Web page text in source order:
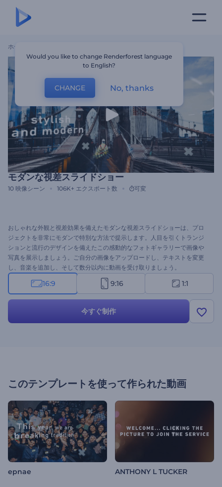
ホーム
モダンな視差スライドショー
10 映像シーン 106K+ エクスポート数 可変
おしゃれな外観と視差効果を備えたモダンな視差スライドショーは、プロ
ジェクトを非常にモダンで特別な方法で提示します。人目を引くトランジ
ションと流行のデザインを備えたこの感動的なフォトギャラリーで画像や
写真を展示しましょう。ご自分の画像をアップロードし、テキストを変更
し、音楽を追加し、そして数分以内に動画を受け取りましょう。
16:9 9:16 1:1
今すぐ制作
このテンプレートを使って作られた動画
epnae ANTHONY L TUCKER
Would you like to change Renderforest language
to English?
CHANGE No, thanks